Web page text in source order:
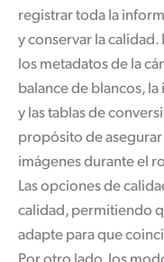
registrar toda la
y conservar la
los metadatos de la
balance de blancos,
y las tablas de
propósito de
imágenes durante el
Las opciones de
calidad, permitiendo
adapte para que
Por otro lado, los